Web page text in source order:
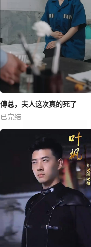
傅总，夫人这次真的死了
已完结